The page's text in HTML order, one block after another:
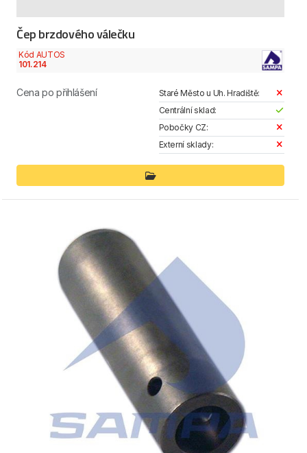
Čep brzdového válečku
Kód AUTOS
101.214
Cena po přihlášení
Staré Město u Uh. Hradiště:
Centrální sklad:
Pobočky CZ:
Externí sklady: